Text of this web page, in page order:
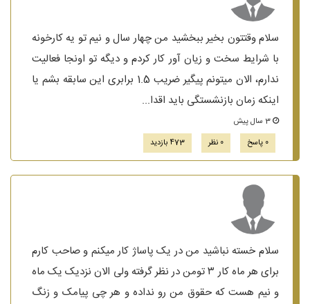
سلام وقتتون بخیر ببخشید من چهار سال و نیم تو یه کارخونه
با شرایط سخت و زیان آور کار کردم و دیگه تو اونجا فعالیت
ندارم، الان میتونم پیگیر ضریب 1.5 برابری این سابقه بشم یا
اینکه زمان بازنشستگی باید اقدا...
0 پاسخ
0 نظر 473 بازدید
سلام خسته نباشید من در یک پاساژ کار میکنم و صاحب کارم
برای هر ماه کار ۳ تومن در نظر گرفته ولی الان نزدیک یک ماه
و نیم هست که حقوق من رو نداده و هر چی پیامک و زنگ